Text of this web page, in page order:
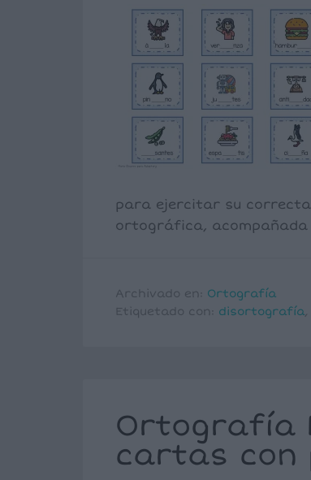
para ejercitar su
ortográfica,
Archivado en: Ortografía
Etiquetado con: disortografía,
Ortografía
cartas con